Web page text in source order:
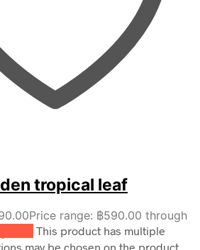
tropical leaf
Price range: ฿590.00 through
This product has multiple
may be chosen on the product